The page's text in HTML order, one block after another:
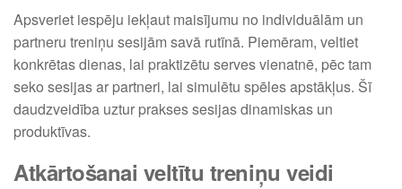
Apsveriet iespēju iekļaut maisījumu no individuālām un
partneru treniņu sesijām savā rutīnā. Piemēram, veltiet
konkrētas dienas, lai praktizētu serves vienatnē, pēc tam
seko sesijas ar partneri, lai simulētu spēles apstākļus. Šī
daudzveidība uztur prakses sesijas dinamiskas un
produktīvas.
Atkārtošanai veltītu treniņu veidi